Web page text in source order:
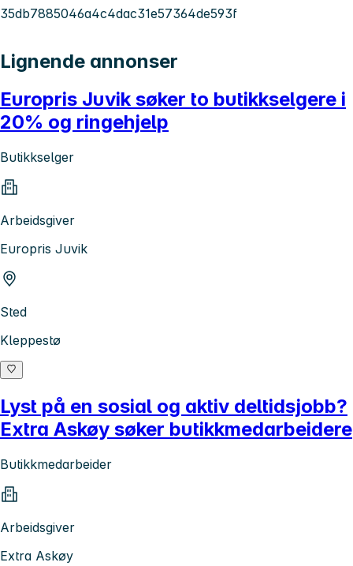
35db7885046a4c4dac31e57364de593f
Lignende annonser
Europris Juvik søker to butikkselgere i
20% og ringehjelp
Butikkselger
Arbeidsgiver
Europris Juvik
Sted
Kleppestø
Lyst på en sosial og aktiv deltidsjobb?
Extra Askøy søker butikkmedarbeidere
Butikkmedarbeider
Arbeidsgiver
Extra Askøy